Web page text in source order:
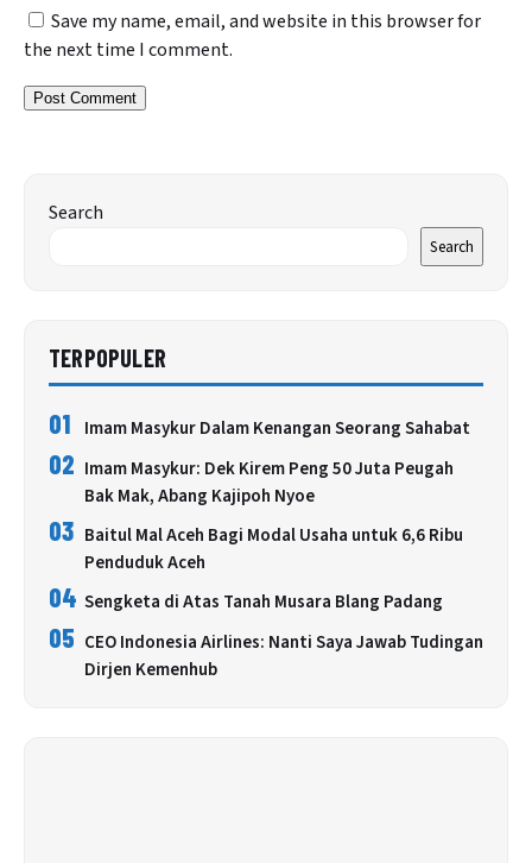
Save my name, email, and website in this browser for
the next time I comment.
Search
Search
TERPOPULER
01 Imam Masykur Dalam Kenangan Seorang Sahabat
02 Imam Masykur: Dek Kirem Peng 50 Juta Peugah
Bak Mak, Abang Kajipoh Nyoe
03 Baitul Mal Aceh Bagi Modal Usaha untuk 6,6 Ribu
Penduduk Aceh
04 Sengketa di Atas Tanah Musara Blang Padang
05 CEO Indonesia Airlines: Nanti Saya Jawab Tudingan
Dirjen Kemenhub